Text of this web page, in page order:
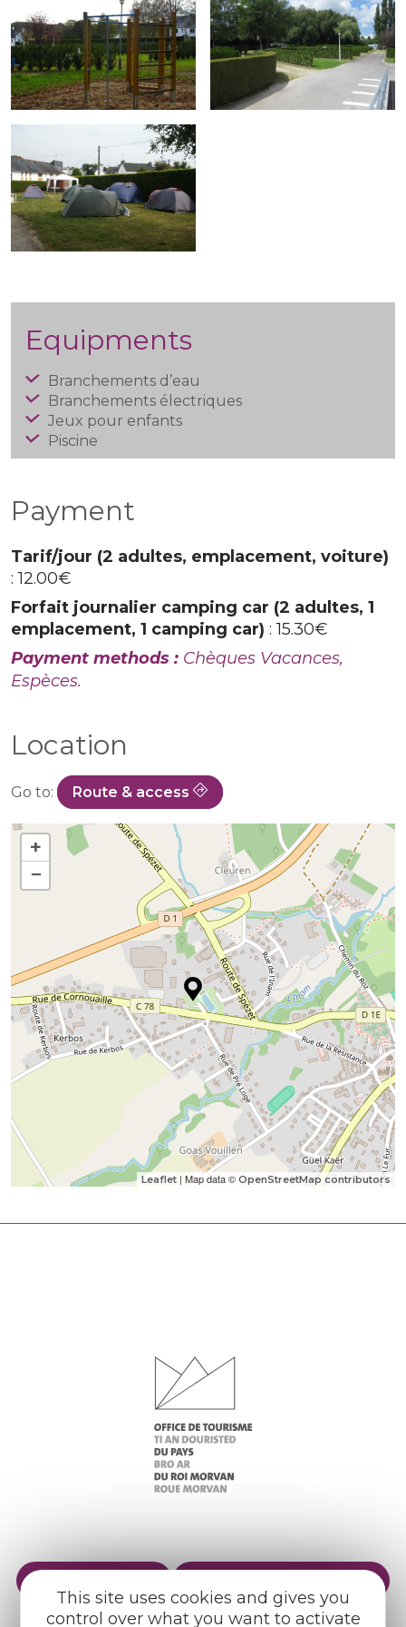
This site uses cookies and gives you
control over what you want to activate
Equipments
Branchements d’eau
Branchements électriques
Jeux pour enfants
Piscine
Payment
Tarif/jour (2 adultes, emplacement, voiture)
: 12.00€
Forfait journalier camping car (2 adultes, 1
emplacement, 1 camping car) : 15.30€
Payment methods : Chèques Vacances,
Espèces.
Location
Go to: Route & access
+
−
Leaflet | Map data © OpenStreetMap contributors
Our brochures
Weather